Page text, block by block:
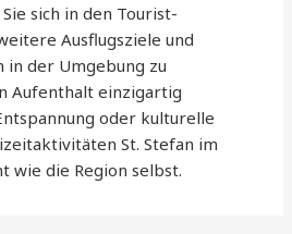
sich in den Tourist-
Ausflugsziele und
in der Umgebung zu
Aufenthalt einzigartig
oder kulturelle
St. Stefan im
wie die Region selbst.